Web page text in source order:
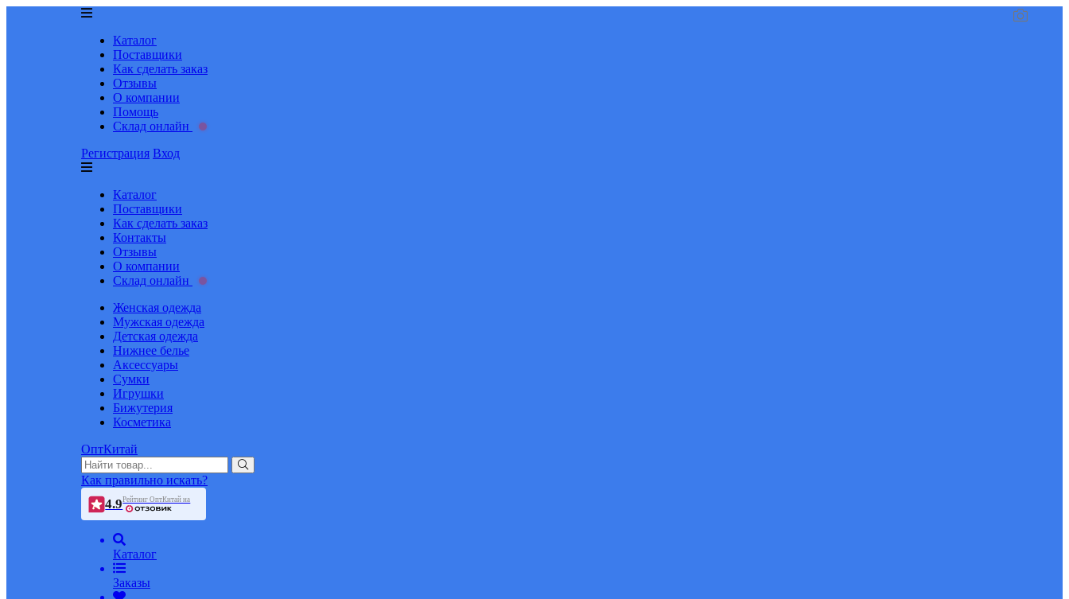
Каталог
Поставщики
Как сделать заказ
Отзывы
О компании
Помощь
Склад онлайн
Регистрация Вход
Каталог
Поставщики
Как сделать заказ
Контакты
Отзывы
О компании
Склад онлайн
Женская одежда
Мужская одежда
Детская одежда
Нижнее белье
Аксессуары
Сумки
Игрушки
Бижутерия
Косметика
ОптКитай
Как правильно искать?
4.9Рейтинг ОптКитай на
Каталог
Заказы